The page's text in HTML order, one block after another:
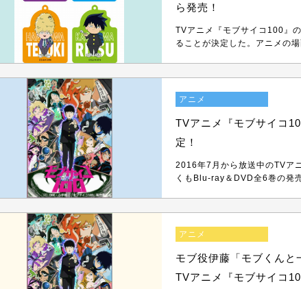
ら発売！
TVアニメ『モブサイコ100』
ることが決定した。アニメの
アニメ
TVアニメ『モブサイコ
定！
2016年7月から放送中のTVア
くもBlu-ray＆DVD全6巻の発
アニメ
モブ役伊藤「モブくんと
TVアニメ『モブサイコ